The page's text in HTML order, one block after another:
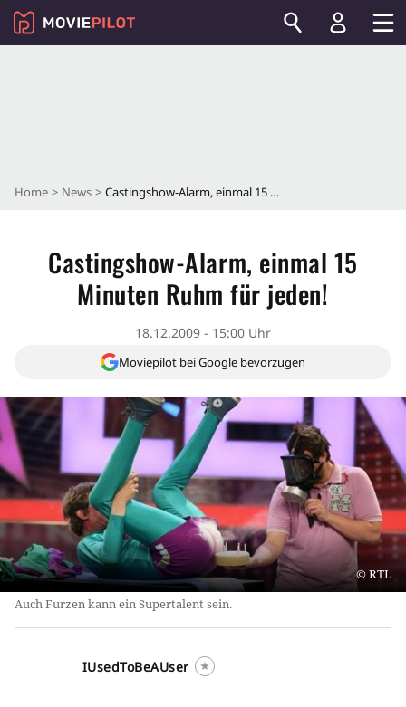
Home News Castingshow-Alarm, einmal 15 Minuten Ruhm für jeden!
Castingshow-Alarm, einmal 15
Minuten Ruhm für jeden!
18.12.2009 - 15:00 Uhr
Moviepilot bei Google bevorzugen
RTL
Auch Furzen kann ein Supertalent sein.
IUsedToBeAUser